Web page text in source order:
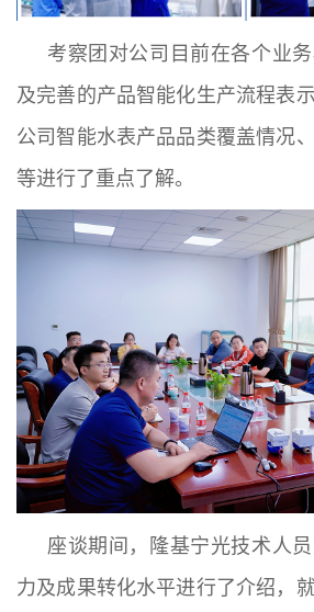
考察团对公司目前在各个业
及完善的产品智能化生产流程表
公司智能水表产品品类覆盖情况
等进行了重点了解。
座谈期间，隆基宁光技术人
力及成果转化水平进行了介绍，